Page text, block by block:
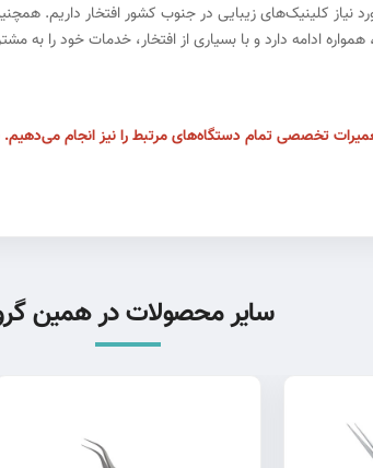
بیش از ۹۵ درصد از تجهیزات مورد نیاز کلینیک‌های زیبایی در جنوب
ادامه دارد و با بسیاری از افتخار، خدمات خود را به
تخصصی تمام دستگاه‌های مرتبط را نیز انجام می‌دهیم.
سایر محصولات در همین